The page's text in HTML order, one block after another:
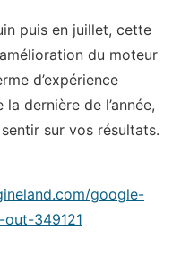
puis en juillet, cette
du moteur
d’expérience
dernière de l’année,
sur vos résultats.
google-
349121